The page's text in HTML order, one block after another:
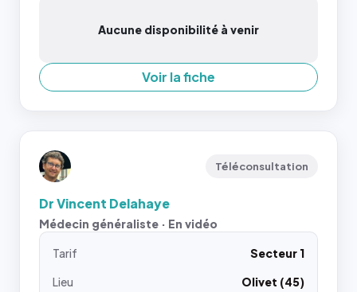
Aucune disponibilité à venir
Voir la fiche
Téléconsultation
Dr Vincent Delahaye
Médecin généraliste · En vidéo
Tarif
Secteur 1
Lieu
Olivet (45)